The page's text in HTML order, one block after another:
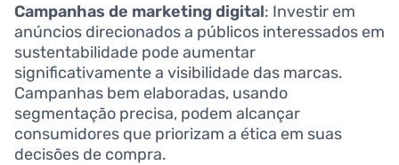
Campanhas de marketing digital: Investir em
anúncios direcionados a públicos interessados em
sustentabilidade pode aumentar
significativamente a visibilidade das marcas.
Campanhas bem elaboradas, usando
segmentação precisa, podem alcançar
consumidores que priorizam a ética em suas
decisões de compra.